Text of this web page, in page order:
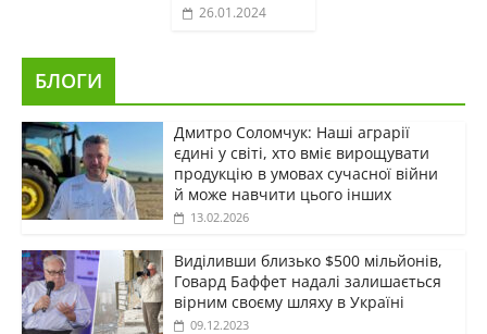
26.01.2024
БЛОГИ
Дмитро Соломчук: Наші аграрії
єдині у світі, хто вміє вирощувати
продукцію в умовах сучасної війни
й може навчити цього інших
13.02.2026
Виділивши близько $500 мільйонів,
Говард Баффет надалі залишається
вірним своєму шляху в Україні
09.12.2023